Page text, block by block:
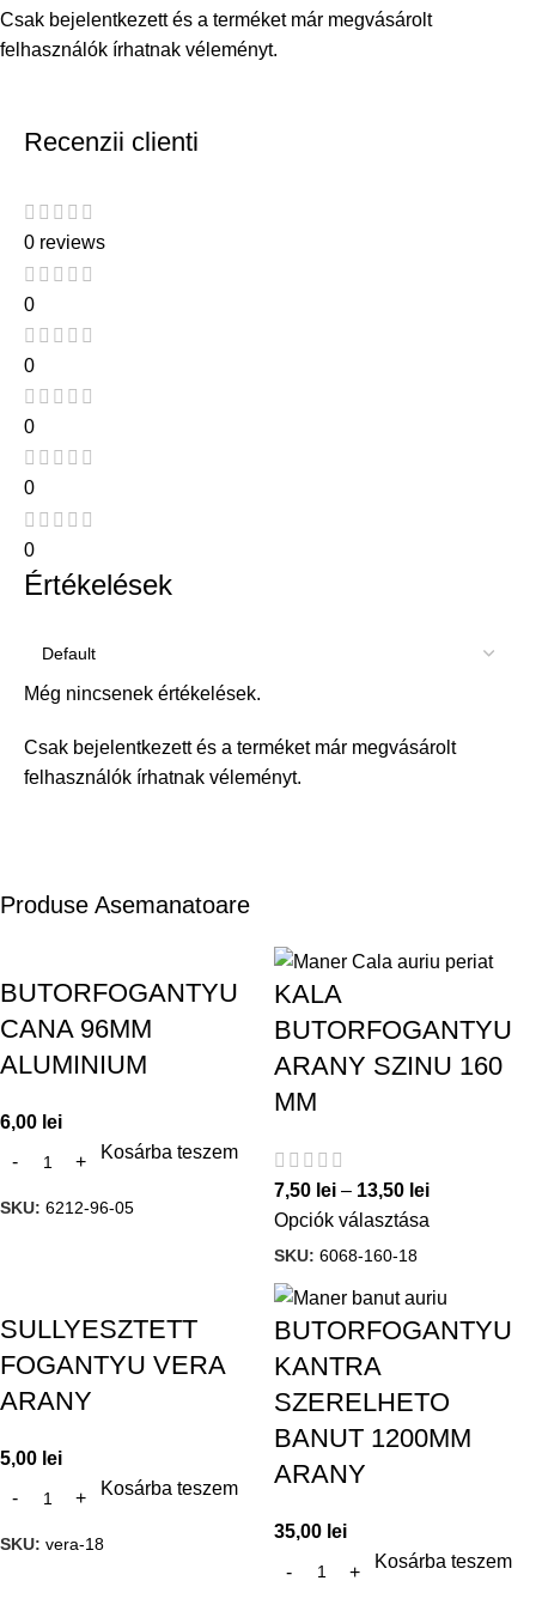
Csak bejelentkezett és a terméket már megvásárolt
felhasználók írhatnak véleményt.
Recenzii clienti
0 reviews
0
0
0
0
0
Értékelések
Még nincsenek értékelések.
Csak bejelentkezett és a terméket már megvásárolt
felhasználók írhatnak véleményt.
Produse Asemanatoare
BUTORFOGANTYU
CANA 96MM
ALUMINIUM
6,00 lei
Kosárba teszem
SKU: 6212-96-05
KALA
BUTORFOGANTYU
ARANY SZINU 160
MM
7,50 lei – 13,50 lei
Opciók választása
SKU: 6068-160-18
SULLYESZTETT
FOGANTYU VERA
ARANY
5,00 lei
Kosárba teszem
SKU: vera-18
BUTORFOGANTYU
KANTRA
SZERELHETO
BANUT 1200MM
ARANY
35,00 lei
Kosárba teszem